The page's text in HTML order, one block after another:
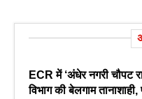
ECR में ‘अंधेर नगरी चौपट
विभाग की बेलगाम